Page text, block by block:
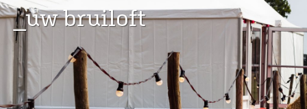
_uw bruiloft